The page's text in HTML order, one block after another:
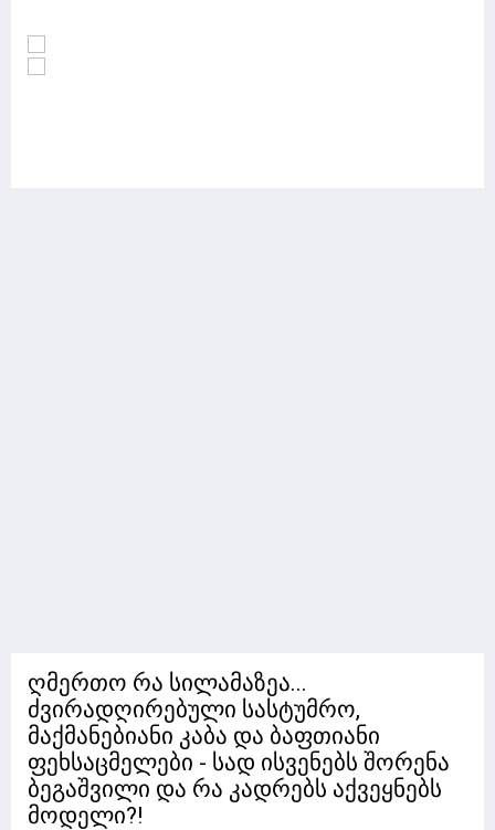
ღმერთო რა სილამაზეა...
ძვირადღირებული სასტუმრო,
მაქმანებიანი კაბა და ბაფთიანი
ფეხსაცმელები - სად ისვენებს შორენა
ბეგაშვილი და რა კადრებს აქვეყნებს
მოდელი?!